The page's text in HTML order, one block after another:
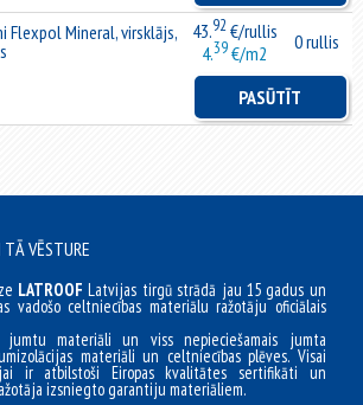
Flexpol Mineral, virsklājs,
43.92€/rullis
4.39€/m2
0 rullis
PASŪTĪT
VĒSTURE
LATROOFLatvijas tirgū strādā jau 15 gadus un
vadošo celtniecības materiālu ražotāju oficiālais
materiāli un viss nepieciešamais jumta
materiāli un celtniecības plēves. Visai
ir atbilstoši Eiropas kvalitātes sertifikāti un
izsniegto garantiju materiāliem.